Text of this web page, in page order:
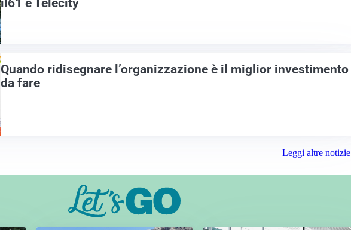
Quando ridisegnare l’organizzazione è il miglior investimento
da fare
Leggi altre notizie